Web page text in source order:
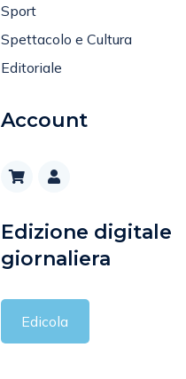
Sport
Spettacolo e Cultura
Editoriale
Account
Edizione digitale
giornaliera
Edicola